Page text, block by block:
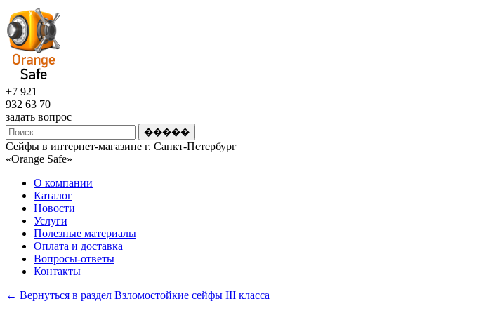
+7 921
932 63 70
задать вопрос
Сейфы в интернет-магазине г. Санкт-Петербург
«Оrange Safe»
О компании
Каталог
Новости
Услуги
Полезные материалы
Оплата и доставка
Вопросы-ответы
Контакты
← Вернуться в раздел Взломостойкие сейфы III класса